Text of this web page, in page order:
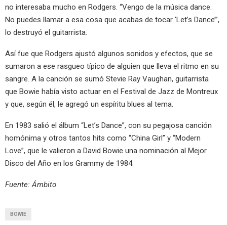
no interesaba mucho en Rodgers. “Vengo de la música dance.
No puedes llamar a esa cosa que acabas de tocar ‘Let’s Dance’”,
lo destruyó el guitarrista.
Así fue que Rodgers ajustó algunos sonidos y efectos, que se
sumaron a ese rasgueo típico de alguien que lleva el ritmo en su
sangre. A la canción se sumó Stevie Ray Vaughan, guitarrista
que Bowie había visto actuar en el Festival de Jazz de Montreux
y que, según él, le agregó un espíritu blues al tema.
En 1983 salió el álbum “Let’s Dance”, con su pegajosa canción
homónima y otros tantos hits como “China Girl” y “Modern
Love”, que le valieron a David Bowie una nominación al Mejor
Disco del Año en los Grammy de 1984.
Fuente: Ámbito
BOWIE